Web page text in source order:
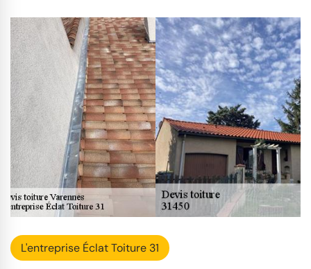
L'entreprise Éclat Toiture 31